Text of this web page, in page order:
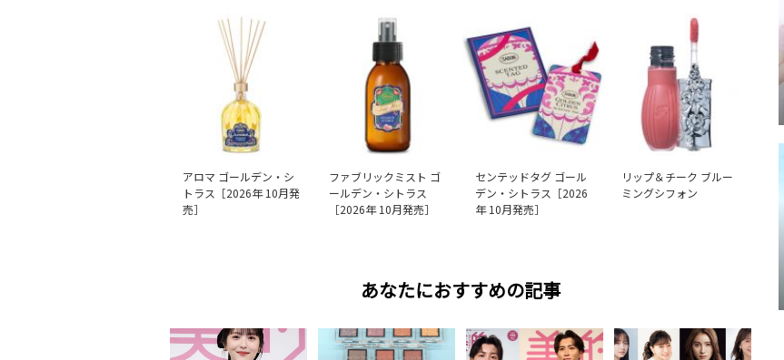
アロマ ゴールデン・シ
トラス［2026年 10月発
売］
ファブリックミスト ゴ
ールデン・シトラス
［2026年 10月発売］
センテッドタグ ゴール
デン・シトラス［2026
年 10月発売］
リップ＆チーク ブルー
ミングシフォン
あなたにおすすめの記事